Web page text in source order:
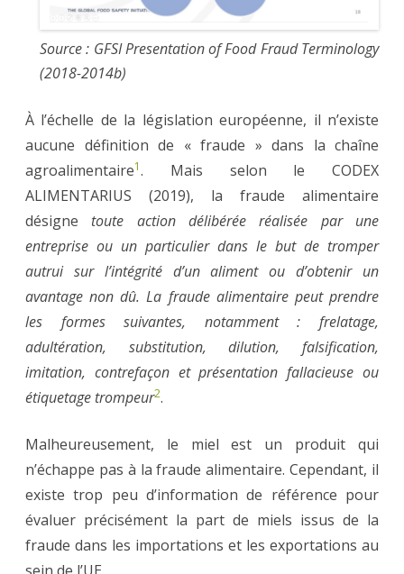
Source : GFSI Presentation of Food Fraud Terminology
(2018-2014b)
À l’échelle de la législation européenne, il n’existe
aucune définition de « fraude » dans la chaîne
agroalimentaire1. Mais selon le CODEX
ALIMENTARIUS (2019), la fraude alimentaire
désigne toute action délibérée réalisée par une
entreprise ou un particulier dans le but de tromper
autrui sur l’intégrité d’un aliment ou d’obtenir un
avantage non dû. La fraude alimentaire peut prendre
les formes suivantes, notamment : frelatage,
adultération, substitution, dilution, falsification,
imitation, contrefaçon et présentation fallacieuse ou
étiquetage trompeur2.
Malheureusement, le miel est un produit qui
n’échappe pas à la fraude alimentaire. Cependant, il
existe trop peu d’information de référence pour
évaluer précisément la part de miels issus de la
fraude dans les importations et les exportations au